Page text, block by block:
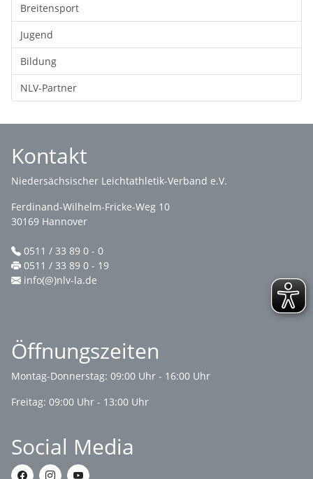
Breitensport
Jugend
Bildung
NLV-Partner
Kontakt
Niedersächsischer Leichtathletik-Verband e.V.
Ferdinand-Wilhelm-Fricke-Weg 10
30169 Hannover
0511 / 33 89 0 - 0
0511 / 33 89 0 - 19
info(@)nlv-la.de
Öffnungszeiten
Montag-Donnerstag: 09:00 Uhr - 16:00 Uhr
Freitag: 09:00 Uhr - 13:00 Uhr
Social Media